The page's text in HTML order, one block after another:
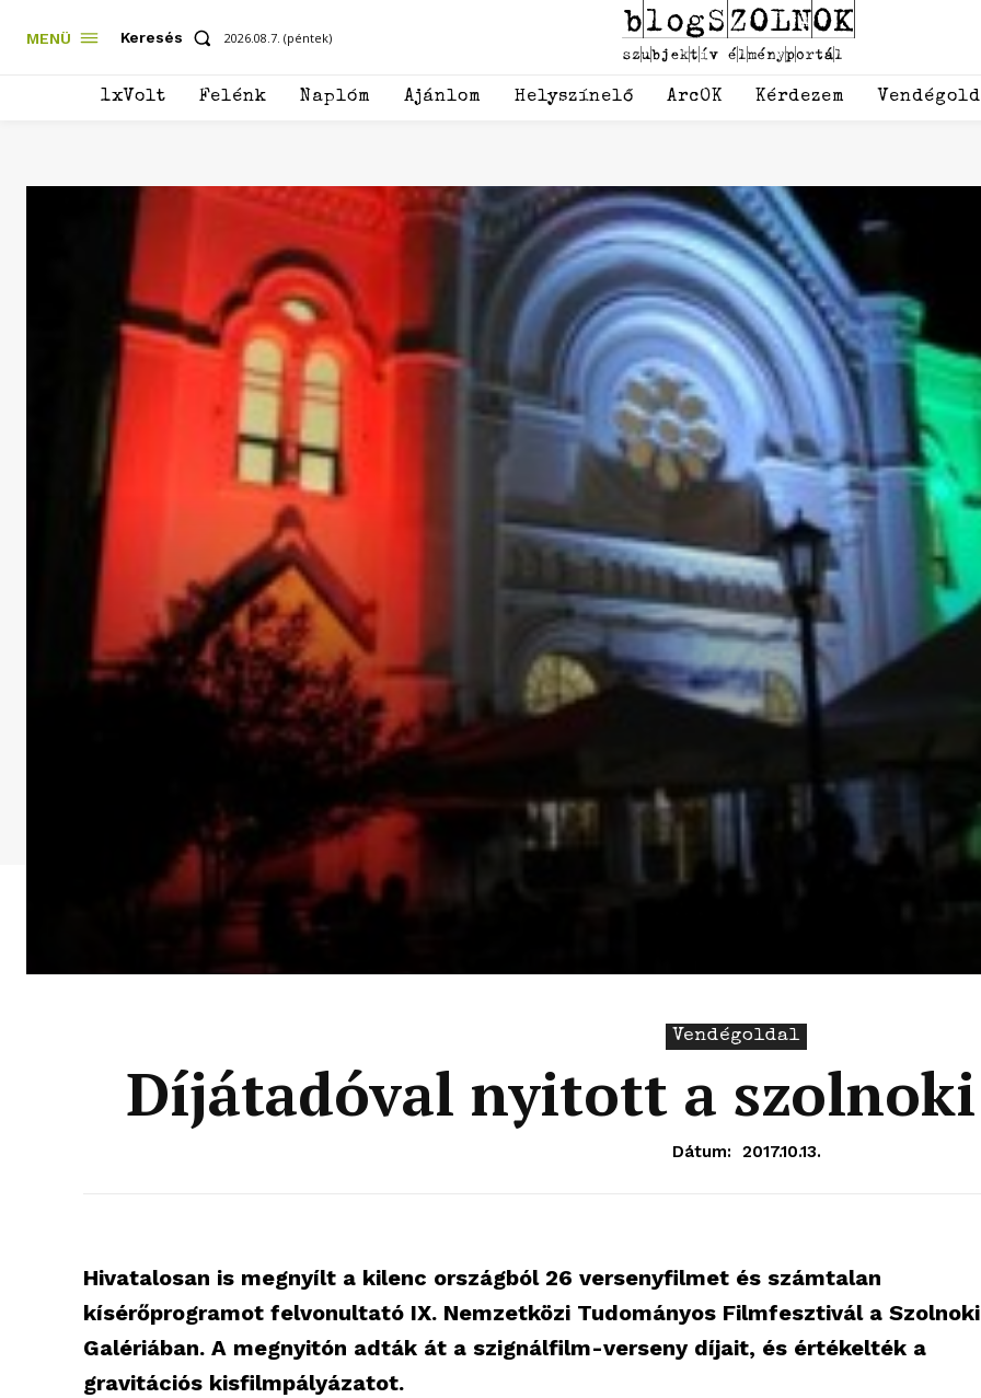
MENÜ Keresés 2026.08.7. (péntek)
1xVolt Felénk Naplóm Ajánlom Helyszínelő ArcOK Kérdezem
Vendégoldal
Díjátadóval nyitott a
Dátum: 2017.10.13.
Hivatalosan is megnyílt a kilenc országból 26 versenyfilmet és számtalan
kísérőprogramot felvonultató IX. Nemzetközi Tudományos Filmfesztivál a Szolnoki
Galériában. A megnyitón adták át a szignálfilm-verseny díjait, és értékelték a
gravitációs kisfilmpályázatot.